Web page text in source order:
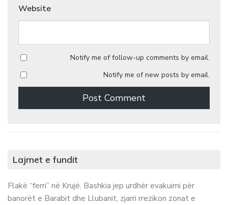
Website
Notify me of follow-up comments by email.
Notify me of new posts by email.
Lajmet e fundit
Flakë “ferri” në Krujë, Bashkia jep urdhër evakuimi për
banorët e Barabit dhe Llubanit, zjarri rrezikon zonat e